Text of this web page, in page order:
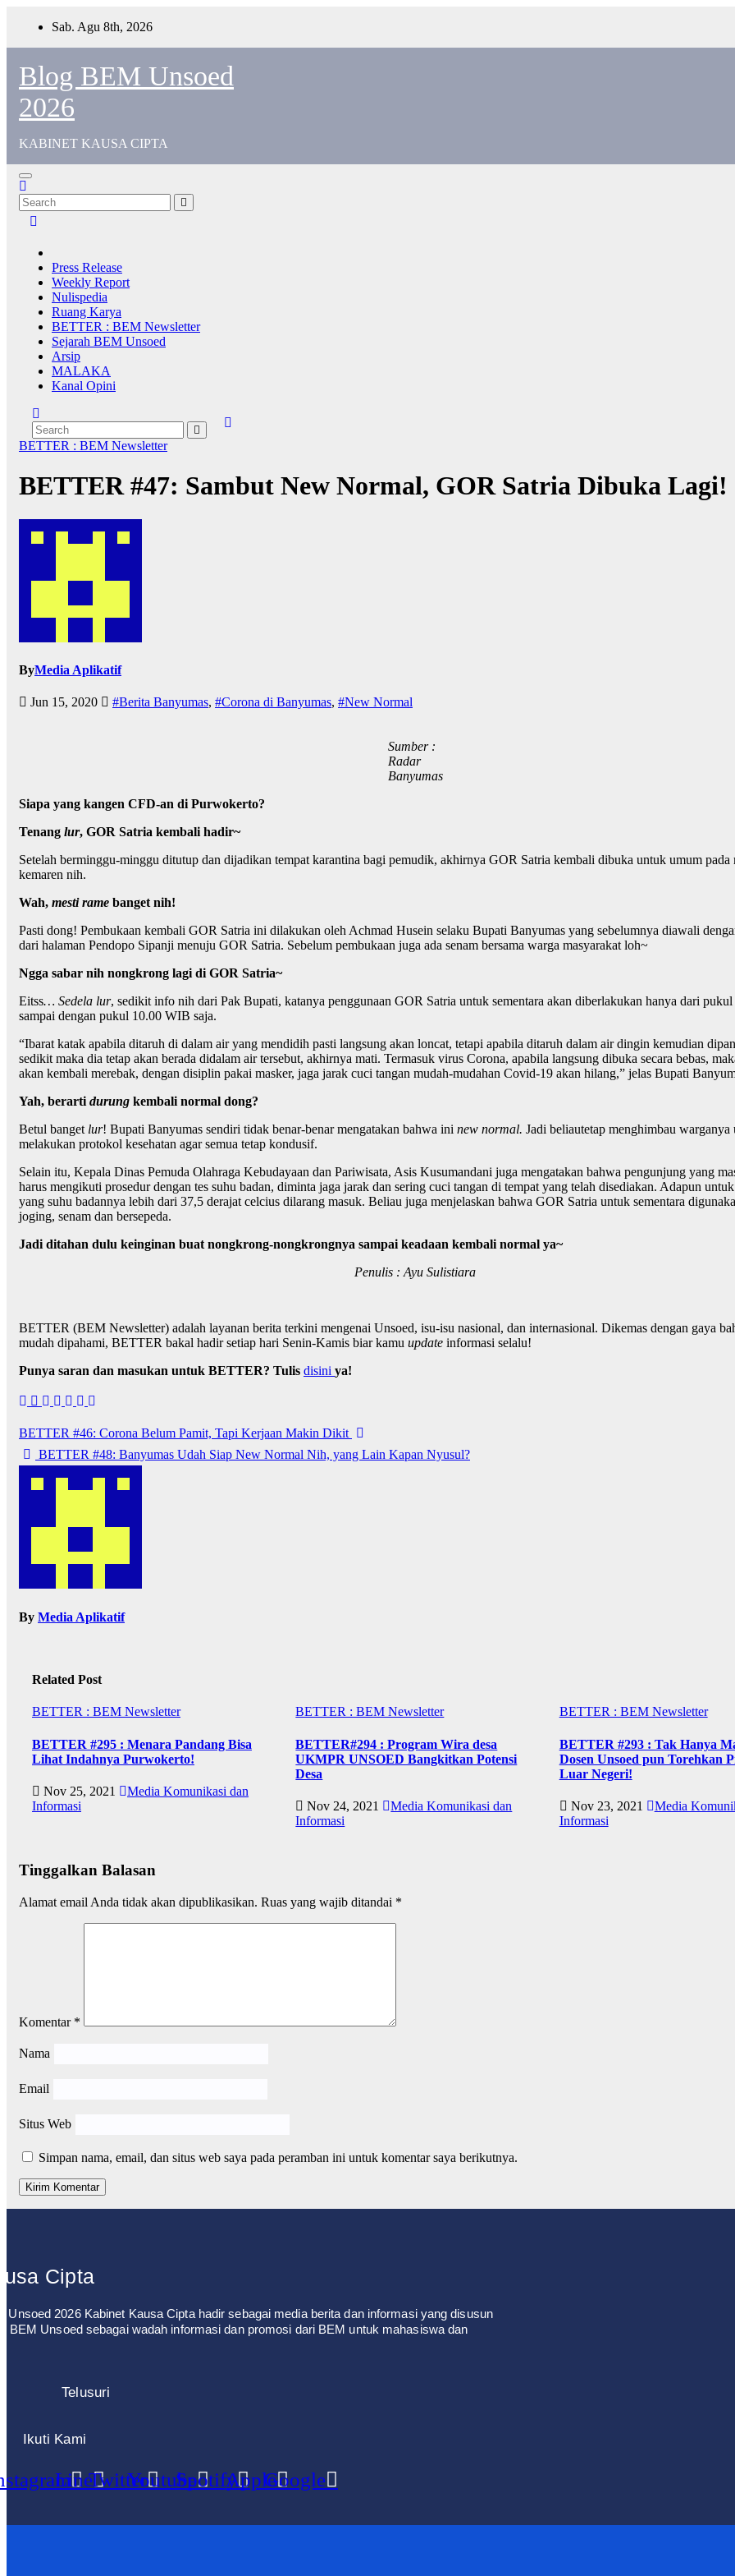
Sab. Agu 8th, 2026
Blog BEM Unsoed
2026
KABINET KAUSA CIPTA
Press Release
Weekly Report
Nulispedia
Ruang Karya
BETTER : BEM Newsletter
Sejarah BEM Unsoed
Arsip
MALAKA
Kanal Opini
BETTER : BEM Newsletter
BETTER #47: Sambut New Normal, GOR Satria Dibuka Lagi!
ByMedia Aplikatif
Jun 15, 2020 #Berita Banyumas, #Corona di Banyumas, #New Normal
Sumber :
Radar
Banyumas
Siapa yang kangen CFD-an di Purwokerto?
Tenang lur, GOR Satria kembali hadir~
Setelah berminggu-minggu ditutup dan dijadikan tempat karantina bagi pemudik, akhirnya GOR Satria kembali dibuka untuk umum
kemaren nih.
Wah, mesti rame banget nih!
Pasti dong! Pembukaan kembali GOR Satria ini dilakukan oleh Achmad Husein selaku Bupati Banyumas yang sebelumnya diawali
dari halaman Pendopo Sipanji menuju GOR Satria. Sebelum pembukaan juga ada senam bersama warga masyarakat loh~
Ngga sabar nih nongkrong lagi di GOR Satria~
Eitss… Sedela lur, sedikit info nih dari Pak Bupati, katanya penggunaan GOR Satria untuk sementara akan diberlakukan hanya dari
sampai dengan pukul 10.00 WIB saja.
“Ibarat katak apabila ditaruh di dalam air yang mendidih pasti langsung akan loncat, tetapi apabila ditaruh dalam air dingin kemudian
sedikit maka dia tetap akan berada didalam air tersebut, akhirnya mati. Termasuk virus Corona, apabila langsung dibuka secara bebas,
akan kembali merebak, dengan disiplin pakai masker, jaga jarak cuci tangan mudah-mudahan Covid-19 akan hilang,” jelas Bupati
Yah, berartidurung kembali normal dong?
Betul banget lur! Bupati Banyumas sendiri tidak benar-benar mengatakan bahwa ini new normal. Jadi beliautetap menghimbau
melakukan protokol kesehatan agar semua tetap kondusif.
Selain itu, Kepala Dinas Pemuda Olahraga Kebudayaan dan Pariwisata, Asis Kusumandani juga mengatakan bahwa pengunjung yang
harus mengikuti prosedur dengan tes suhu badan, diminta jaga jarak dan sering cuci tangan di tempat yang telah disediakan. Adapun
yang suhu badannya lebih dari 37,5 derajat celcius dilarang masuk. Beliau juga menjelaskan bahwa GOR Satria untuk sementara
joging, senam dan bersepeda.
Jadi ditahan dulu keinginan buat nongkrong-nongkrongnya sampai keadaan kembali normal ya~
Penulis :Ayu Sulistiara
BETTER (BEM Newsletter) adalah layanan berita terkini mengenai Unsoed, isu-isu nasional, dan internasional. Dikemas dengan gaya
mudah dipahami, BETTER bakal hadir setiap hari Senin-Kamis biar kamu update informasi selalu!
Punya saran dan masukan untuk BETTER? Tulis disini ya!
Navigasi
pos
BETTER #46: Corona Belum Pamit, Tapi Kerjaan Makin Dikit
BETTER #48: Banyumas Udah Siap New Normal Nih, yang Lain Kapan Nyusul?
By Media Aplikatif
Related Post
BETTER : BEM Newsletter
BETTER #295 : Menara Pandang Bisa
Lihat Indahnya Purwokerto!
Nov 25, 2021
Media Komunikasi dan
Informasi
BETTER : BEM Newsletter
BETTER#294 : Program Wira desa
UKMPR UNSOED Bangkitkan Potensi
Desa
Nov 24, 2021
Media Komunikasi dan
Informasi
BETTER : BEM Newsletter
BETTER #293 : Tak Hanya
Dosen Unsoed pun Torehkan
Luar Negeri!
Nov 23, 2021
Media
Informasi
Tinggalkan Balasan
Alamat email Anda tidak akan dipublikasikan. Ruas yang wajib ditandai *
Komentar *
Nama
Email
Situs Web
Simpan nama, email, dan situs web saya pada peramban ini untuk komentar saya berikutnya.
Cipta
Unsoed 2026 Kabinet Kausa Cipta hadir sebagai media berita dan informasi yang disusun
BEM Unsoed sebagai wadah informasi dan promosi dari BEM untuk mahasiswa dan
Telusuri
Ikuti Kami
LineTwitterYoutubeSpotifyAppleGoogle